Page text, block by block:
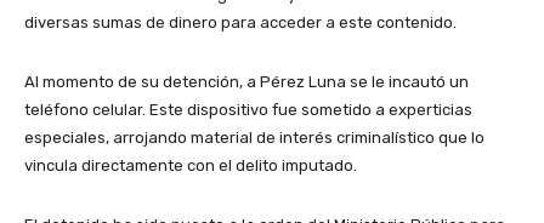
diversas sumas de dinero para acceder a este contenido.
Al momento de su detención, a Pérez Luna se le incautó un
teléfono celular. Este dispositivo fue sometido a experticias
especiales, arrojando material de interés criminalístico que lo
vincula directamente con el delito imputado.